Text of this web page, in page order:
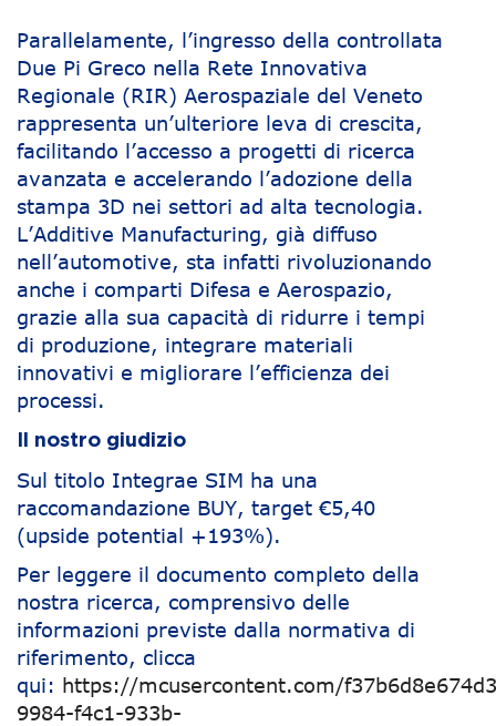
Parallelamente, l’ingresso della controllata
Due Pi Greco nella Rete Innovativa
Regionale (RIR) Aerospaziale del Veneto
rappresenta un’ulteriore leva di crescita,
facilitando l’accesso a progetti di ricerca
avanzata e accelerando l’adozione della
stampa 3D nei settori ad alta tecnologia.
L’Additive Manufacturing, già diffuso
nell’automotive, sta infatti rivoluzionando
anche i comparti Difesa e Aerospazio,
grazie alla sua capacità di ridurre i tempi
di produzione, integrare materiali
innovativi e migliorare l’efficienza dei
processi.
Il nostro giudizio
Sul titolo Integrae SIM ha una
raccomandazione BUY, target €5,40
(upside potential +193%).
Per leggere il documento completo della
nostra ricerca, comprensivo delle
informazioni previste dalla normativa di
riferimento, clicca
qui: https://mcusercontent.com/
9984-f4c1-933b-